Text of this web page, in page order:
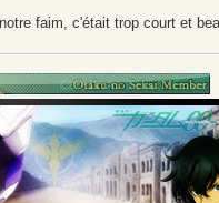
faim, c'était trop court et